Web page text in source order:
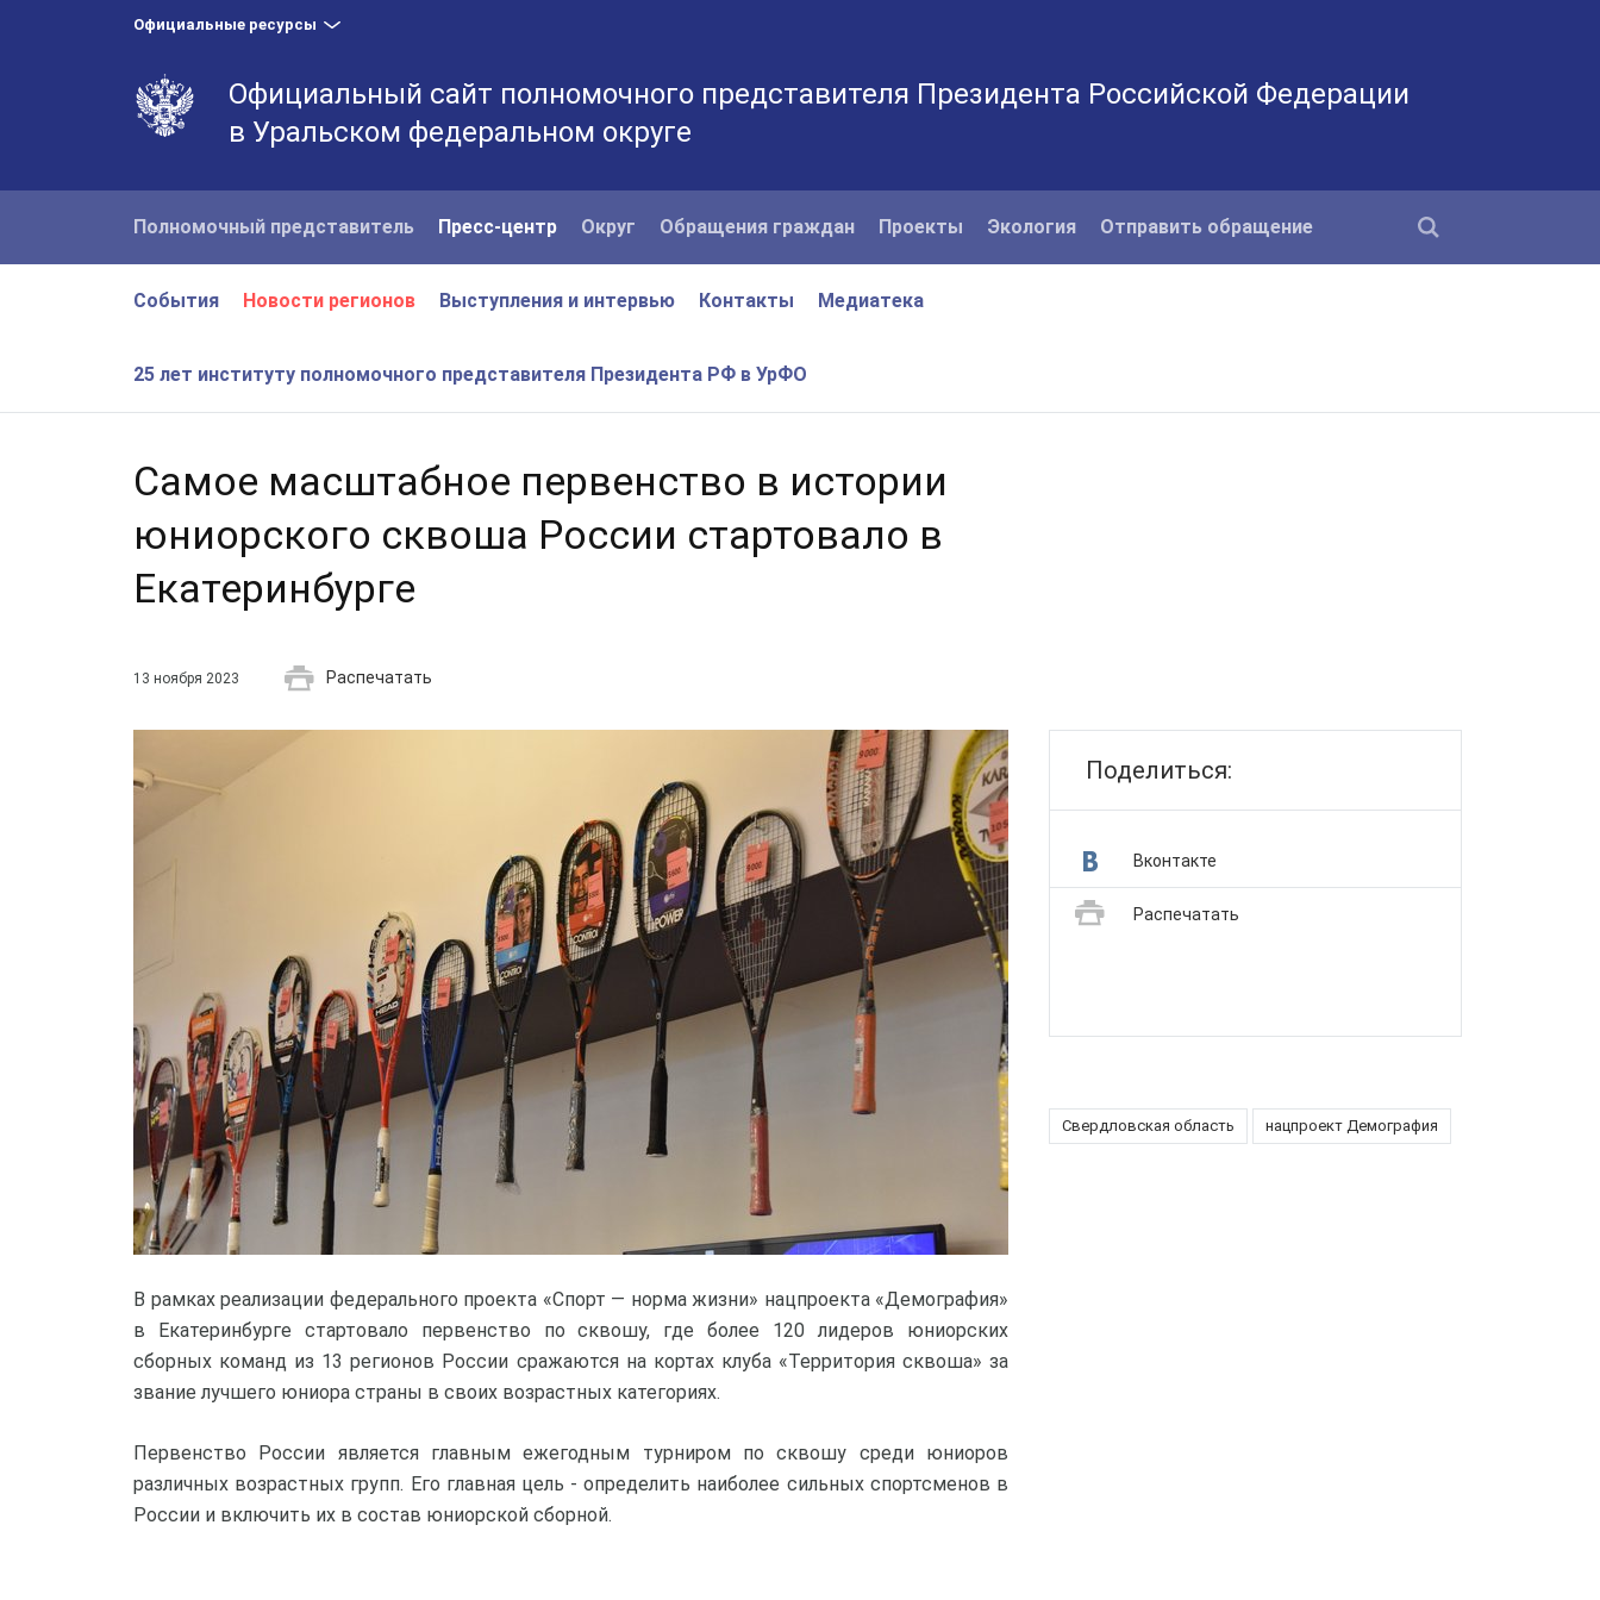
Официальные ресурсы
Официальный сайт полномочного представителя Президента Российской Федерации
в Уральском федеральном округе
Полномочный представитель Пресс-центр Округ Обращения граждан Проекты Экология Отправить обращение
События Новости регионов Выступления и интервью Контакты Медиатека
25 лет институту полномочного представителя Президента РФ в УрФО
Самое масштабное первенство в истории
юниорского сквоша России стартовало в
Екатеринбурге
13 ноября 2023 Распечатать
В рамках реализации федерального проекта «Спорт — норма жизни» нацпроекта «Демография»
в Екатеринбурге стартовало первенство по сквошу, где более 120 лидеров юниорских
сборных команд из 13 регионов России сражаются на кортах клуба «Территория сквоша» за
звание лучшего юниора страны в своих возрастных категориях.
Первенство России является главным ежегодным турниром по сквошу среди юниоров
различных возрастных групп. Его главная цель - определить наиболее сильных спортсменов в
России и включить их в состав юниорской сборной.
Поделиться:
Вконтакте
Распечатать
Свердловская область нацпроект Демография